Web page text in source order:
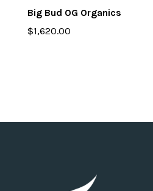
Big Bud OG Organics
$1,620.00